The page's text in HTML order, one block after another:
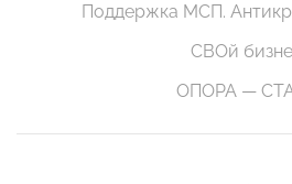
Поддержка МСП.
СВОй
ОПОРА —